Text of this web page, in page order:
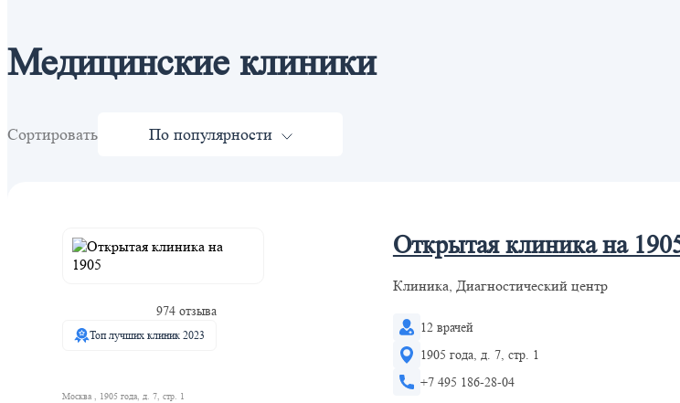
Медицинские клиники
Сортировать По популярности
974 отзыва
Топ лучших клиник 2023
Москва , 1905 года, д. 7, стр. 1
Открытая клиника на
Клиника, Диагностический центр
12 врачей
1905 года, д. 7, стр. 1
+7 495 186-28-04